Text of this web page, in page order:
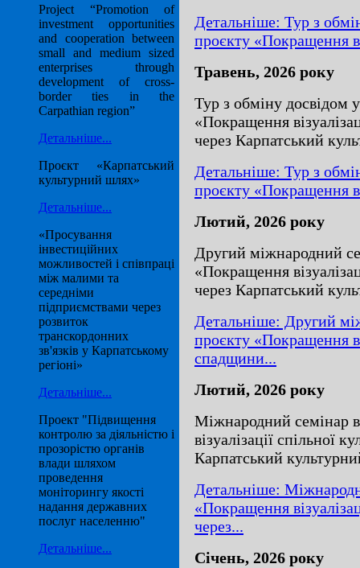
Project “Promotion of
investment opportunities
and cooperation between
small and medium sized
enterprises through
development of cross-
border ties in the
Carpathian region”
Детальніше...
Проєкт «Карпатський
культурний шлях»
Детальніше...
«Просування
інвестиційних
можливостей і співпраці
між малими та
середніми
підприємствами через
розвиток
транскордонних
зв'язків у Карпатському
регіоні»
Детальніше...
Проект "Підвищення
контролю за діяльністю і
прозорістю органів
влади шляхом
проведення
моніторингу якості
надання державних
послуг населенню"
Детальніше...
Детальніше: Тур з
проєкту «Покращення
Травень, 2026 року
Тур з обміну досвідом
«Покращення
через Карпатський
Детальніше: Тур з
проєкту «Покращення
Лютий, 2026 року
Другий міжнародний
«Покращення
через Карпатський
Детальніше: Другий
проєкту «Покращення
спадщини...
Лютий, 2026 року
Міжнародний семінар
візуалізації спільної
Карпатський
Детальніше:
«Покращення
через...
Січень, 2026 року